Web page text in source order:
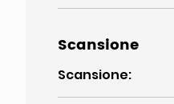
Scansione
Scansione: